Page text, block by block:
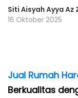
Siti Aisyah Ayya Az
16 Oktober 2025
Jual Rumah
Berkualitas